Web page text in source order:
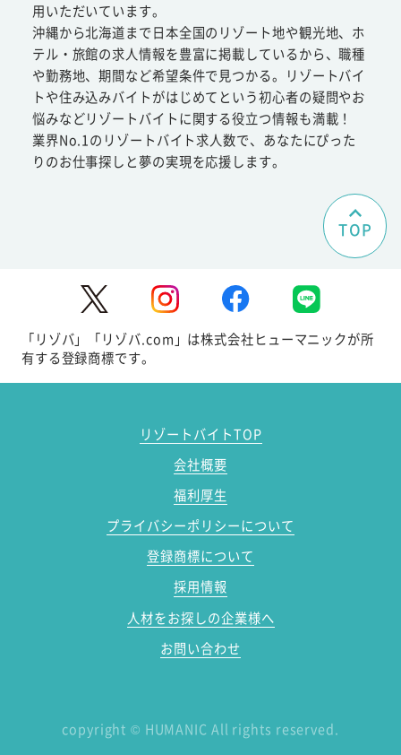
用いただいています。
沖縄から北海道まで日本全国のリゾート地や観光地、ホ
テル・旅館の求人情報を豊富に掲載しているから、職種
や勤務地、期間など希望条件で見つかる。リゾートバイ
トや住み込みバイトがはじめてという初心者の疑問やお
悩みなどリゾートバイトに関する役立つ情報も満載！
業界No.1のリゾートバイト求人数で、あなたにぴった
りのお仕事探しと夢の実現を応援します。
TOP
「リゾバ」「リゾバ.com」は株式会社ヒューマニックが所
有する登録商標です。
リゾートバイトTOP
会社概要
福利厚生
プライバシーポリシーについて
登録商標について
採用情報
人材をお探しの企業様へ
お問い合わせ
copyright © HUMANIC All rights reserved.